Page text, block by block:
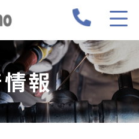
報